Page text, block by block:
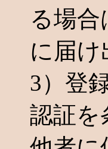
る場
に届
3）登
認証を